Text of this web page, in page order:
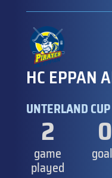
HC EPPAN
UNTERLAND
2
game
played
0